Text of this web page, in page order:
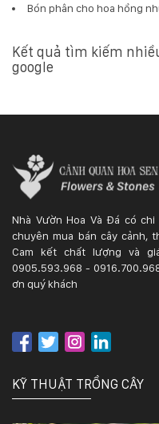
Bón phân cho hoa hồng
Kết quả tìm kiếm
google
Nhà Vườn Hoa Và Đá có
chuyên mua bán cây cảnh,
Cam kết chất lượng và
0905.593.968 -
ơn quý khách
KỸ THUẬT TRỒNG CÂY